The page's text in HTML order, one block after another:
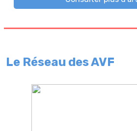
Le Réseau des AVF